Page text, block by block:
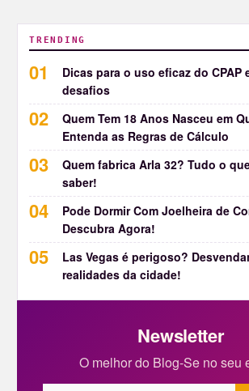
TRENDING
Dicas para o uso eficaz do CPAP
desafios
Quem Tem 18 Anos Nasceu em
Entenda as Regras de Cálculo
Quem fabrica Arla 32? Tudo o
saber!
Pode Dormir Com Joelheira de
Descubra Agora!
Las Vegas é perigoso?
realidades da cidade!
Newsletter
O melhor do Blog-Se no seu